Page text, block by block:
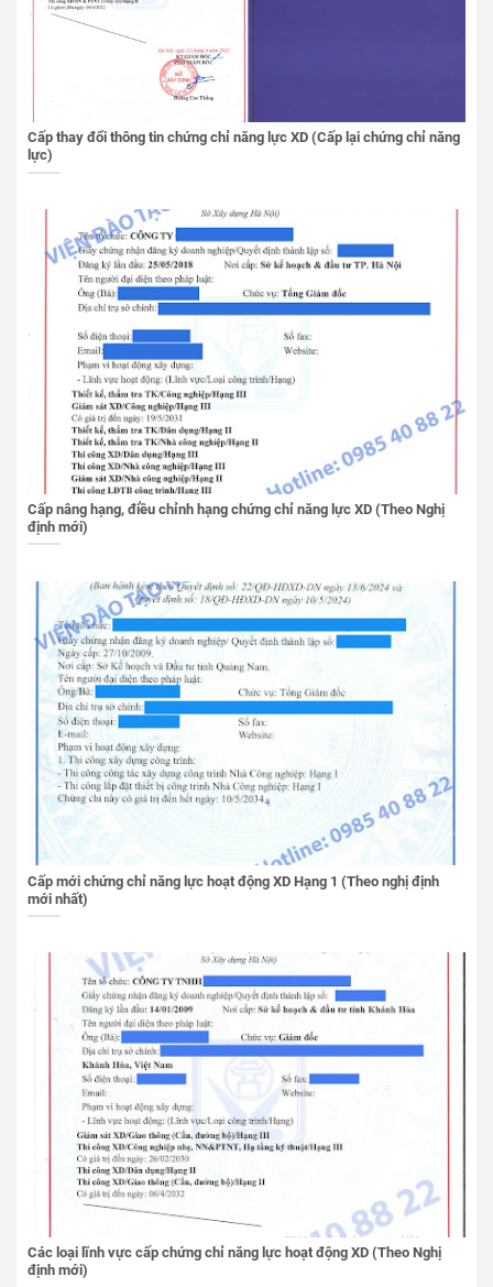
Cấp thay đổi thông tin chứng chỉ năng lực XD (Cấp lại chứng chỉ năng
lực)
Cấp nâng hạng, điều chỉnh hạng chứng chỉ năng lực XD (Theo Nghị
định mới)
Cấp mới chứng chỉ năng lực hoạt động XD Hạng 1 (Theo nghị định
mới nhất)
Các loại lĩnh vực cấp chứng chỉ năng lực hoạt động XD (Theo Nghị
định mới)